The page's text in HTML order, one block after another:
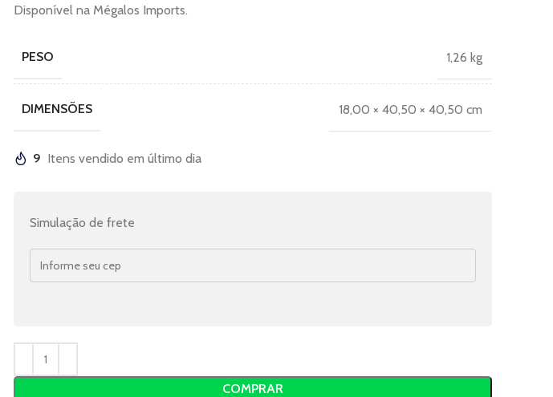
Disponível na Mégalos Imports.
PESO 1,26 kg
DIMENSÕES 18,00 × 40,50 × 40,50 cm
9 Itens vendido em último dia
Simulação de frete
COMPRAR